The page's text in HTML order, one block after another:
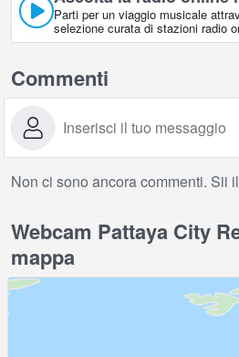
Parti per un viaggio musicale
selezione curata di stazioni radio
Commenti
Non ci sono ancora commenti. Sii
Webcam Pattaya City
mappa